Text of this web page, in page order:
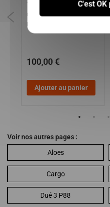
TRAVERSE FIXATION DE
COFFRE/ HAYON
100,00 €
Ajouter au panier
Voir nos autres pages :
Aloes
Cargo
Dué 3 P88
C'est OK